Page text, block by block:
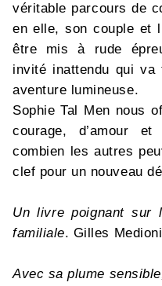
véritable parcours de
en elle, son couple et
être mis à rude
invité inattendu qui
aventure lumineuse.
Sophie Tal Men nous
courage, d’amour
combien les autres
clef pour un nouveau
Un livre poignant sur
familiale. Gilles
Avec sa plume